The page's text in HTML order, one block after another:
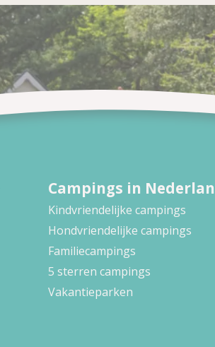
Campings in
Kindvriendelijke campings
Hondvriendelijke campings
Familiecampings
5 sterren campings
Vakantieparken